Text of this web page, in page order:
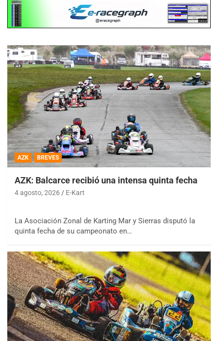
AZK BREVES
AZK: Balcarce recibió una intensa quinta fecha
4 agosto, 2026 E-Kart
La Asociación Zonal de Karting Mar y Sierras disputó la
quinta fecha de su campeonato en…